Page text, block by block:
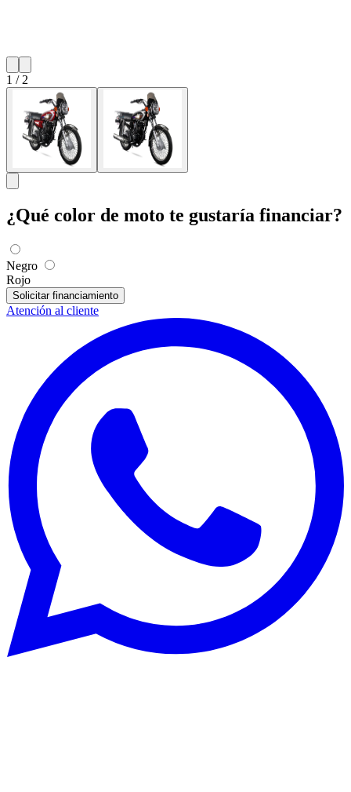
1 / 2
¿Qué color de moto te gustaría financiar?
Negro
Rojo
Solicitar financiamiento
Atención al cliente